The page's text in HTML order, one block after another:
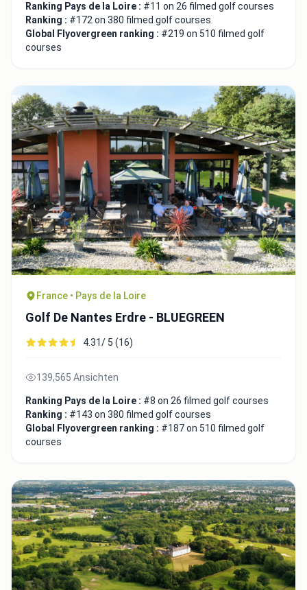
Ranking Pays de la Loire : #11 on 26 filmed golf courses
Ranking : #172 on 380 filmed golf courses
Global Flyovergreen ranking : #219 on 510 filmed golf
courses
France • Pays de la Loire
Golf De Nantes Erdre - BLUEGREEN
4.31/ 5 (16)
139,565 Ansichten
Ranking Pays de la Loire : #8 on 26 filmed golf courses
Ranking : #143 on 380 filmed golf courses
Global Flyovergreen ranking : #187 on 510 filmed golf
courses